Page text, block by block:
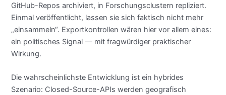
GitHub-Repos archiviert, in Forschungsclustern repliziert.
Einmal veröffentlicht, lassen sie sich faktisch nicht mehr
„einsammeln“. Exportkontrollen wären hier vor allem eines:
ein politisches Signal — mit fragwürdiger praktischer
Wirkung.
Die wahrscheinlichste Entwicklung ist ein hybrides
Szenario: Closed-Source-APIs werden geografisch